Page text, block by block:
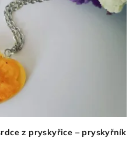
z pryskyřice – pryskyřník